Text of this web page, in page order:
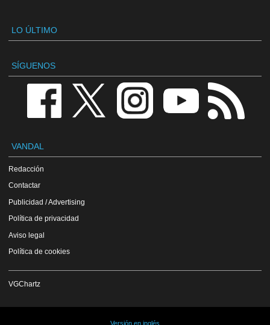
LO ÚLTIMO
SÍGUENOS
VANDAL
Redacción
Contactar
Publicidad / Advertising
Política de privacidad
Aviso legal
Política de cookies
VGChartz
Versión en inglés